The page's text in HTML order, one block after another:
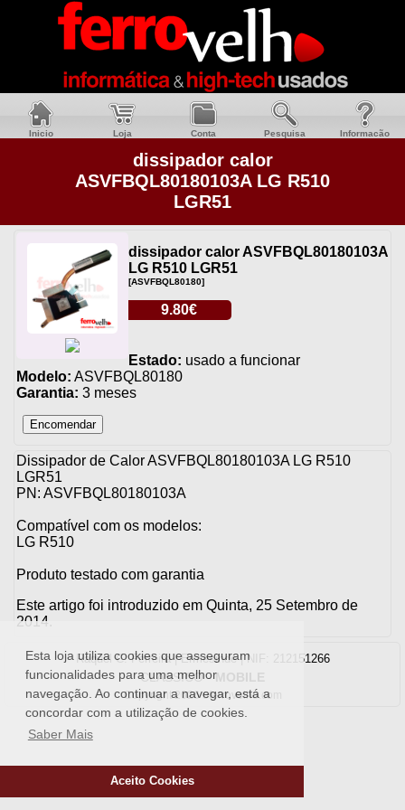
Esta loja utiliza cookies que asseguram
funcionalidades para uma melhor
navegação. Ao continuar a navegar, está a
concordar com a utilização de cookies.
Saber Mais
Aceito Cookies
Inicio Loja Conta Pesquisa Informacão
dissipador calor
ASVFBQL80180103A LG R510
LGR51
dissipador calor ASVFBQL80180103A
LG R510 LGR51
[ASVFBQL80180]
9.80€
Estado: usado a funcionar
Modelo: ASVFBQL80180
Garantia: 3 meses
Dissipador de Calor ASVFBQL80180103A LG R510
LGR51
PN: ASVFBQL80180103A
Compatível com os modelos:
LG R510
Produto testado com garantia
Este artigo foi introduzido em Quinta, 25 Setembro de
2014.
Raquel C. Ferreira | Ermesinde | NIF: 212151266
CLASSICO-MOBILE
Copyright 2026 oferrovelho.com